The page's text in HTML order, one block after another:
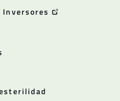
Inversores